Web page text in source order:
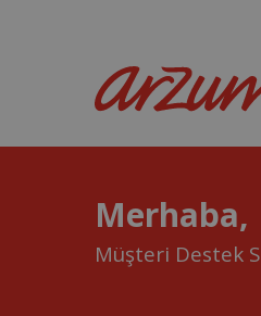
Merhaba,
Müşteri Destek